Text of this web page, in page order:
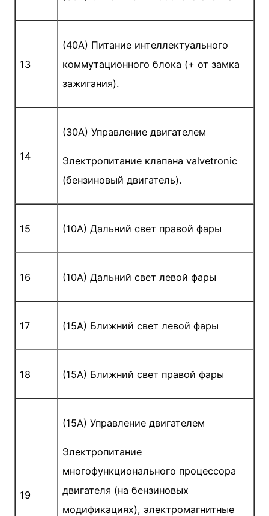
13
(40A) Питание интеллектуального
коммутационного блока (+ от замка
зажигания).
14
(30A) Управление двигателем
Электропитание клапана valvetronic
(бензиновый двигатель).
15 (10A) Дальний свет правой фары
16 (10A) Дальний свет левой фары
17 (15A) Ближний свет левой фары
18 (15A) Ближний свет правой фары
19
(15A) Управление двигателем
Электропитание
многофункционального процессора
двигателя (на бензиновых
модификациях), электромагнитные